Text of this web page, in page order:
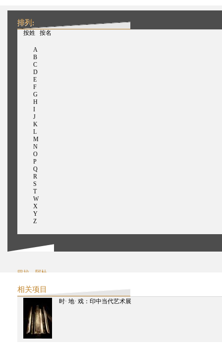
排列:
按姓 按名
（活动标签）
A
B
C
D
E
F
G
H
I
J
K
L
M
N
O
P
Q
R
S
T
W
X
Y
Z
巴拉，阿杜
基肖尔，阿维吉特•穆库尔
乔西，阿南特
拉贾德雅克萨，阿希什
南迪，阿希斯
邱黯雄
塞提，阿曼
相关项目
时· 地· 戏：印中当代艺术展